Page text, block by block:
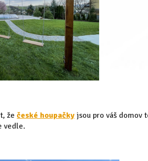
že české houpačky jsou pro váš domov
vedle.